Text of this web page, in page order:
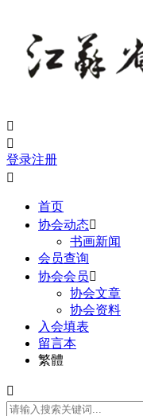


登录注册

首页
协会动态
书画新闻
会员查询
协会会员
协会文章
协会资料
入会填表
留言本
繁體
